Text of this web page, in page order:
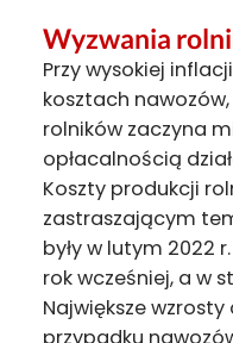
Wyzwania
Przy wysokiej
kosztach
rolników zaczyna
opłacalnością
Koszty produkcji
zastraszającym
były w lutym 2022
rok wcześniej, a w
Największe
przypadku